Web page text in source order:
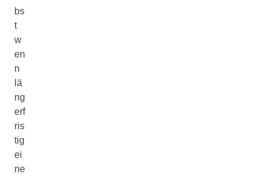
bs
t
w
en
n
lä
ng
erf
ris
tig
ei
ne